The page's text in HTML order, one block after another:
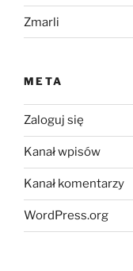
Zmarli
META
Zaloguj się
Kanał wpisów
Kanał komentarzy
WordPress.org